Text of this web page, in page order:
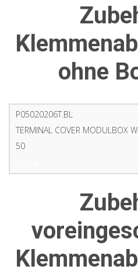
ohne
P05020206T.BL
TERMINAL COVER MODULBOX
50